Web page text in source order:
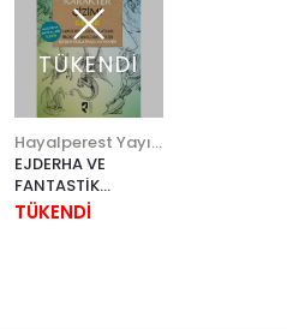
TÜKENDİ
EJDERHA VE
FANTASTİK
KARAKTERLER
TÜKENDİ